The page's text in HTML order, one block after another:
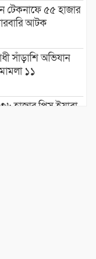
টেকনাফে ৫৫ হাজার
আটক
সাঁড়াশি অভিযান
১১
হাজার পিস ইয়াবা
বাগেরহাট মেডিকেল